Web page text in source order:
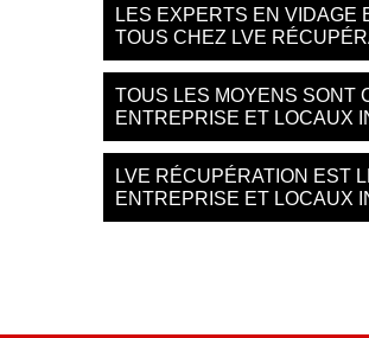
LES EXPERTS EN VIDAGE
TOUS CHEZ LVE
TOUS LES MOYENS SONT
ENTREPRISE ET LOCAUX
LVE RÉCUPÉRATION EST
ENTREPRISE ET LOCAUX